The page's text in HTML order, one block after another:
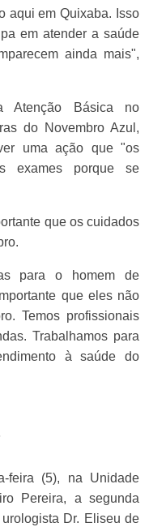
aqui em Quixaba. Isso
em atender a saúde
ainda mais",
Atenção Básica no
do Novembro Azul,
uma ação que "os
exames porque se
que os cuidados
para o homem de
que eles não
Temos profissionais
Trabalhamos para
à saúde do
feira (5), na Unidade
Pereira, a segunda
Dr. Eliseu de